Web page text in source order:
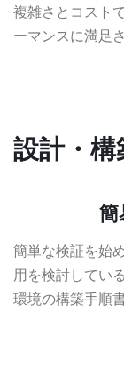
複雑さとコスト
ーマンスに満足
設計・
簡単な検証を始
用を検討してい
環境の構築手順書